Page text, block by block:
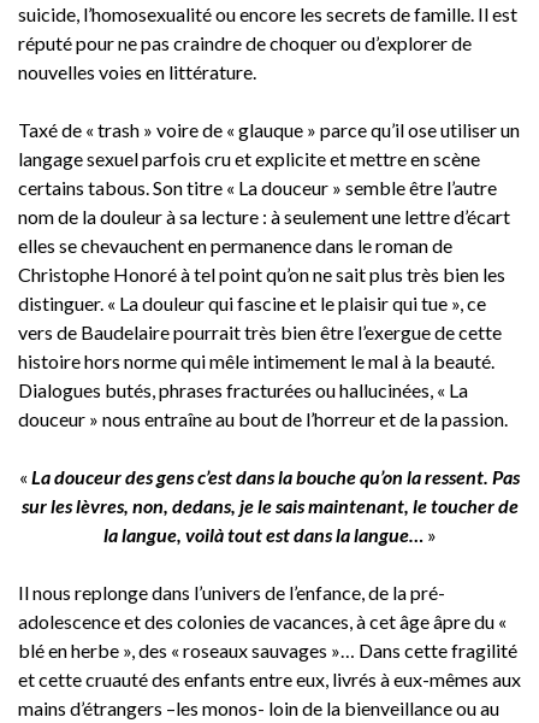
suicide, l’homosexualité ou encore les secrets de famille. Il est
réputé pour ne pas craindre de choquer ou d’explorer de
nouvelles voies en littérature.
Taxé de « trash » voire de « glauque » parce qu’il ose utiliser un
langage sexuel parfois cru et explicite et mettre en scène
certains tabous. Son titre « La douceur » semble être l’autre
nom de la douleur à sa lecture : à seulement une lettre d’écart
elles se chevauchent en permanence dans le roman de
Christophe Honoré à tel point qu’on ne sait plus très bien les
distinguer. « La douleur qui fascine et le plaisir qui tue », ce
vers de Baudelaire pourrait très bien être l’exergue de cette
histoire hors norme qui mêle intimement le mal à la beauté.
Dialogues butés, phrases fracturées ou hallucinées, « La
douceur » nous entraîne au bout de l’horreur et de la passion.
« La douceur des gens c’est dans la bouche qu’on la ressent. Pas
sur les lèvres, non, dedans, je le sais maintenant, le toucher de
la langue, voilà tout est dans la langue…
»
Il nous replonge dans l’univers de l’enfance, de la pré-
adolescence et des colonies de vacances, à cet âge âpre du «
blé en herbe », des « roseaux sauvages »… Dans cette fragilité
et cette cruauté des enfants entre eux, livrés à eux-mêmes aux
mains d’étrangers –les monos- loin de la bienveillance ou au